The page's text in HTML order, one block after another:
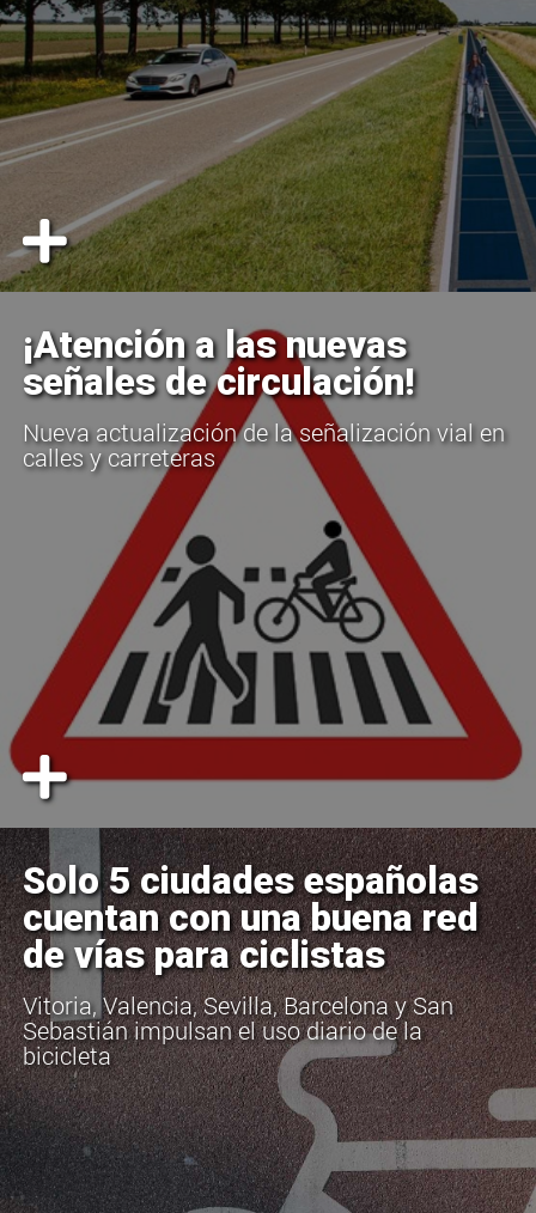
¡Atención a las nuevas
señales de circulación!
Nueva actualización de la señalización vial en
calles y carreteras
Solo 5 ciudades españolas
cuentan con una buena red
de vías para ciclistas
Vitoria, Valencia, Sevilla, Barcelona y San
Sebastián impulsan el uso diario de la
bicicleta